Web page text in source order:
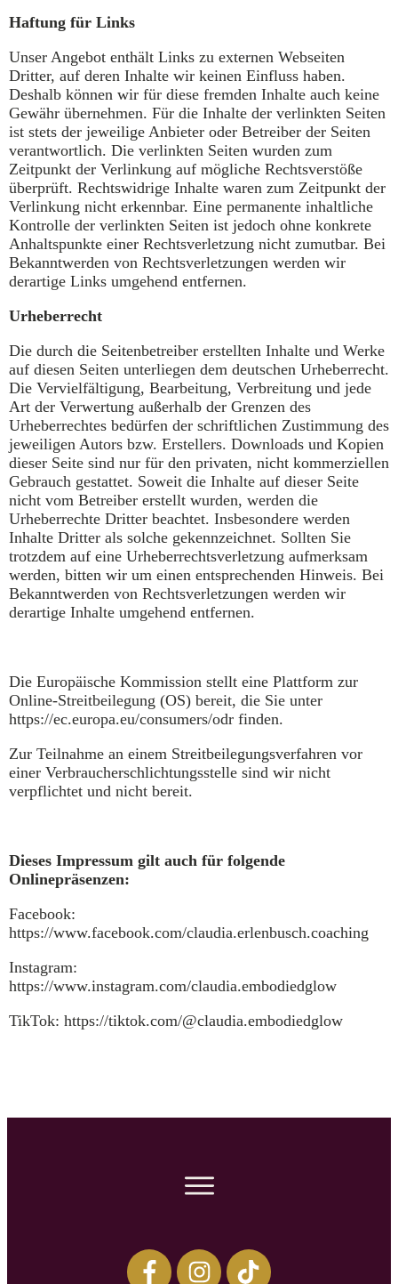
Haftung für Links
Unser Angebot enthält Links zu externen Webseiten
Dritter, auf deren Inhalte wir keinen Einfluss haben.
Deshalb können wir für diese fremden Inhalte auch keine
Gewähr übernehmen. Für die Inhalte der verlinkten Seiten
ist stets der jeweilige Anbieter oder Betreiber der Seiten
verantwortlich. Die verlinkten Seiten wurden zum
Zeitpunkt der Verlinkung auf mögliche Rechtsverstöße
überprüft. Rechtswidrige Inhalte waren zum Zeitpunkt der
Verlinkung nicht erkennbar. Eine permanente inhaltliche
Kontrolle der verlinkten Seiten ist jedoch ohne konkrete
Anhaltspunkte einer Rechtsverletzung nicht zumutbar. Bei
Bekanntwerden von Rechtsverletzungen werden wir
derartige Links umgehend entfernen.
Urheberrecht
Die durch die Seitenbetreiber erstellten Inhalte und Werke
auf diesen Seiten unterliegen dem deutschen Urheberrecht.
Die Vervielfältigung, Bearbeitung, Verbreitung und jede
Art der Verwertung außerhalb der Grenzen des
Urheberrechtes bedürfen der schriftlichen Zustimmung des
jeweiligen Autors bzw. Erstellers. Downloads und Kopien
dieser Seite sind nur für den privaten, nicht kommerziellen
Gebrauch gestattet. Soweit die Inhalte auf dieser Seite
nicht vom Betreiber erstellt wurden, werden die
Urheberrechte Dritter beachtet. Insbesondere werden
Inhalte Dritter als solche gekennzeichnet. Sollten Sie
trotzdem auf eine Urheberrechtsverletzung aufmerksam
werden, bitten wir um einen entsprechenden Hinweis. Bei
Bekanntwerden von Rechtsverletzungen werden wir
derartige Inhalte umgehend entfernen.
Die Europäische Kommission stellt eine Plattform zur
Online-Streitbeilegung (OS) bereit, die Sie unter
https://ec.europa.eu/consumers/odr finden.
Zur Teilnahme an einem Streitbeilegungsverfahren vor
einer Verbraucherschlichtungsstelle sind wir nicht
verpflichtet und nicht bereit.
Dieses Impressum gilt auch für folgende
Onlinepräsenzen:
Facebook:
https://www.facebook.com/claudia.erlenbusch.coaching
Instagram:
https://www.instagram.com/claudia.embodiedglow
TikTok: https://tiktok.com/@claudia.embodiedglow